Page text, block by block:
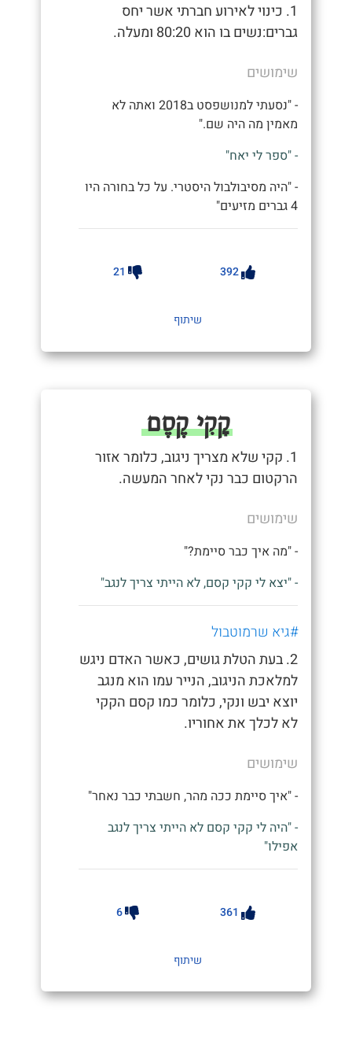
1. כינוי לאירוע חברתי אשר יחס
גברים:נשים בו הוא 80:20 ומעלה.
שימושים
- "נסעתי למנושפסט ב2018 ואתה לא
מאמין מה היה שם."
- "ספר לי יאח"
- "היה מסיבולבול היסטרי. על כל בחורה היו
4 גברים מזיעים"
392
21
שיתוף
קָקִי קֶסֶם
1. קקי שלא מצריך ניגוב, כלומר אזור
הרקטום כבר נקי לאחר המעשה.
שימושים
- "מה איך כבר סיימת?"
- "יצא לי קקי קסם, לא הייתי צריך לנגב"
#גיא שרמוטבול
2. בעת הטלת גושים, כאשר האדם ניגש
למלאכת הניגוב, הנייר עמו הוא מנגב
יוצא יבש ונקי, כלומר כמו קסם הקקי
לא לכלך את אחוריו.
שימושים
- "איך סיימת ככה מהר, חשבתי כבר נאחר"
- "היה לי קקי קסם לא הייתי צריך לנגב
אפילו"
361
6
שיתוף